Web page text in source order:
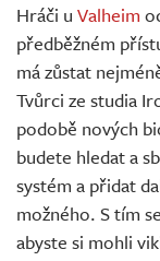
Hráči u Valheim
předběžném
má zůstat
Tvůrci ze studia
podobě nových
budete hledat a
systém a přidat
možného. S tím
abyste si mohli